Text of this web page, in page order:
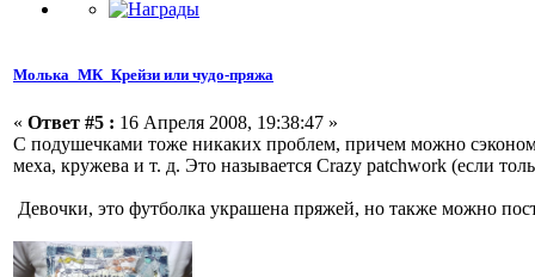
Молька_МК_Крейзи или чудо-пряжа
« Ответ #5 : 16 Апреля 2008, 19:38:47 »
С подушечками тоже никаких проблем, причем можно
меха, кружева и т. д. Это называется Crazy patchwork (если
Девочки, это футболка украшена пряжей, но также можно